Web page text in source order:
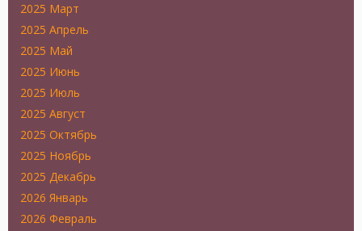
2025 Март
2025 Апрель
2025 Май
2025 Июнь
2025 Июль
2025 Август
2025 Октябрь
2025 Ноябрь
2025 Декабрь
2026 Январь
2026 Февраль